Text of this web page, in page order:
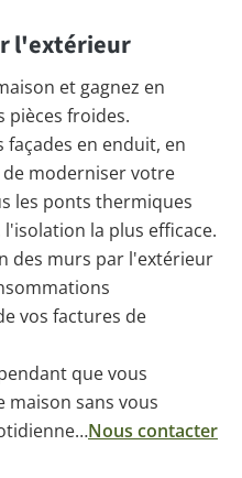
l'extérieur
et gagnez en
pièces froides.
en enduit, en
moderniser votre
les ponts thermiques
la plus efficace.
des murs par l'extérieur
vos factures de
que vous
maison sans vous
Nous contacter